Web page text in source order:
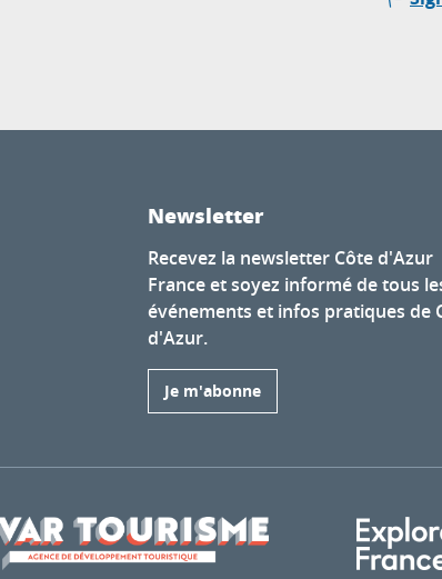
Newsletter
Recevez la newsletter Côte d'Azur
France et soyez informé de tous
événements et infos pratiques de
d'Azur.
Je m'abonne